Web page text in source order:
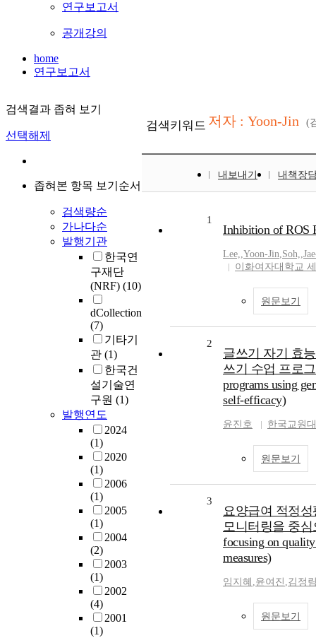
연구보고서
공개강의
home
연구보고서
검색결과 좁혀 보기
선택해제
좁혀본 항목 보기순서
검색량순
가나다순
발행기관
한국연
구재단
(NRF) (10)
dCollection
(7)
기타기
관 (1)
한국건
설기술연
구원 (1)
발행연도
2024
(1)
2020
(1)
2006
(1)
2005
(1)
2004
(2)
2003
(1)
2002
(4)
2001
(1)
검색키워드 저자 : Yoon-Jin (
내보내기 내책장
1
Inhibition of ROS
Lee,,Yoon-Jin,Soh,,
이화여자대학교
원문보기
2
글쓰기 자기 효
쓰기 수업 프로그
programs using
self-efficacy)
윤진호 한국교원
원문보기
3
요양급여 적정
모니터링을 중심
focusing on
measures)
임지혜 ,윤여진 ,김정
원문보기